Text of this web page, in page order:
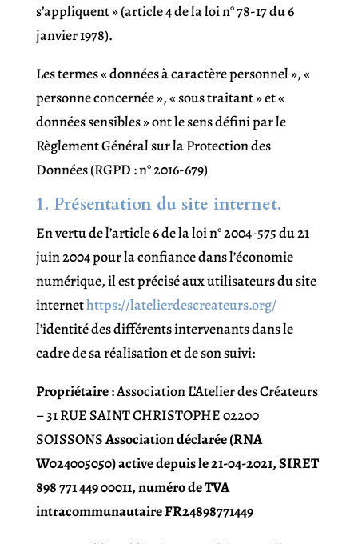
s’appliquent » (article 4 de la loi n° 78-17 du 6
janvier 1978).
Les termes « données à caractère personnel », «
personne concernée », « sous traitant » et «
données sensibles » ont le sens défini par le
Règlement Général sur la Protection des
Données (RGPD : n° 2016-679)
1. Présentation du site internet.
En vertu de l’article 6 de la loi n° 2004-575 du 21
juin 2004 pour la confiance dans l’économie
numérique, il est précisé aux utilisateurs du site
internethttps://latelierdescreateurs.org/
l’identité des différents intervenants dans le
cadre de sa réalisation et de son suivi:
Propriétaire: Association L’Atelier des Créateurs
– 31 RUE SAINT CHRISTOPHE 02200
SOISSONSAssociation déclarée (RNA
W024005050) active depuis le 21-04-2021, SIRET
898 771 449 00011, numéro de TVA
intracommunautaire FR24898771449